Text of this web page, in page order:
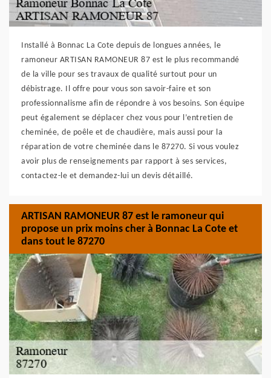
Installé à Bonnac La Cote depuis de longues années, le
ramoneur ARTISAN RAMONEUR 87 est le plus recommandé
de la ville pour ses travaux de qualité surtout pour un
débistrage. Il offre pour vous son savoir-faire et son
professionnalisme afin de répondre à vos besoins. Son équipe
peut également se déplacer chez vous pour l’entretien de
cheminée, de poêle et de chaudière, mais aussi pour la
réparation de votre cheminée dans le 87270. Si vous voulez
avoir plus de renseignements par rapport à ses services,
contactez-le et demandez-lui un devis détaillé.
ARTISAN RAMONEUR 87 est le ramoneur qui
propose un prix moins cher à Bonnac La Cote et
dans tout le 87270